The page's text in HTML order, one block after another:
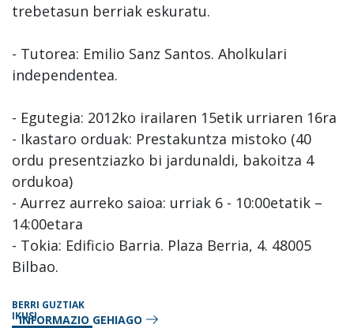
trebetasun berriak eskuratu.
- Tutorea: Emilio Sanz Santos. Aholkulari
independentea.
- Egutegia: 2012ko irailaren 15etik urriaren 16ra
- Ikastaro orduak: Prestakuntza mistoko (40
ordu presentziazko bi jardunaldi, bakoitza 4
ordukoa)
- Aurrez aurreko saioa: urriak 6 - 10:00etatik –
14:00etara
- Tokia: Edificio Barria. Plaza Berria, 4. 48005
Bilbao.
INFORMAZIO GEHIAGO
BERRI GUZTIAK
IKUSI